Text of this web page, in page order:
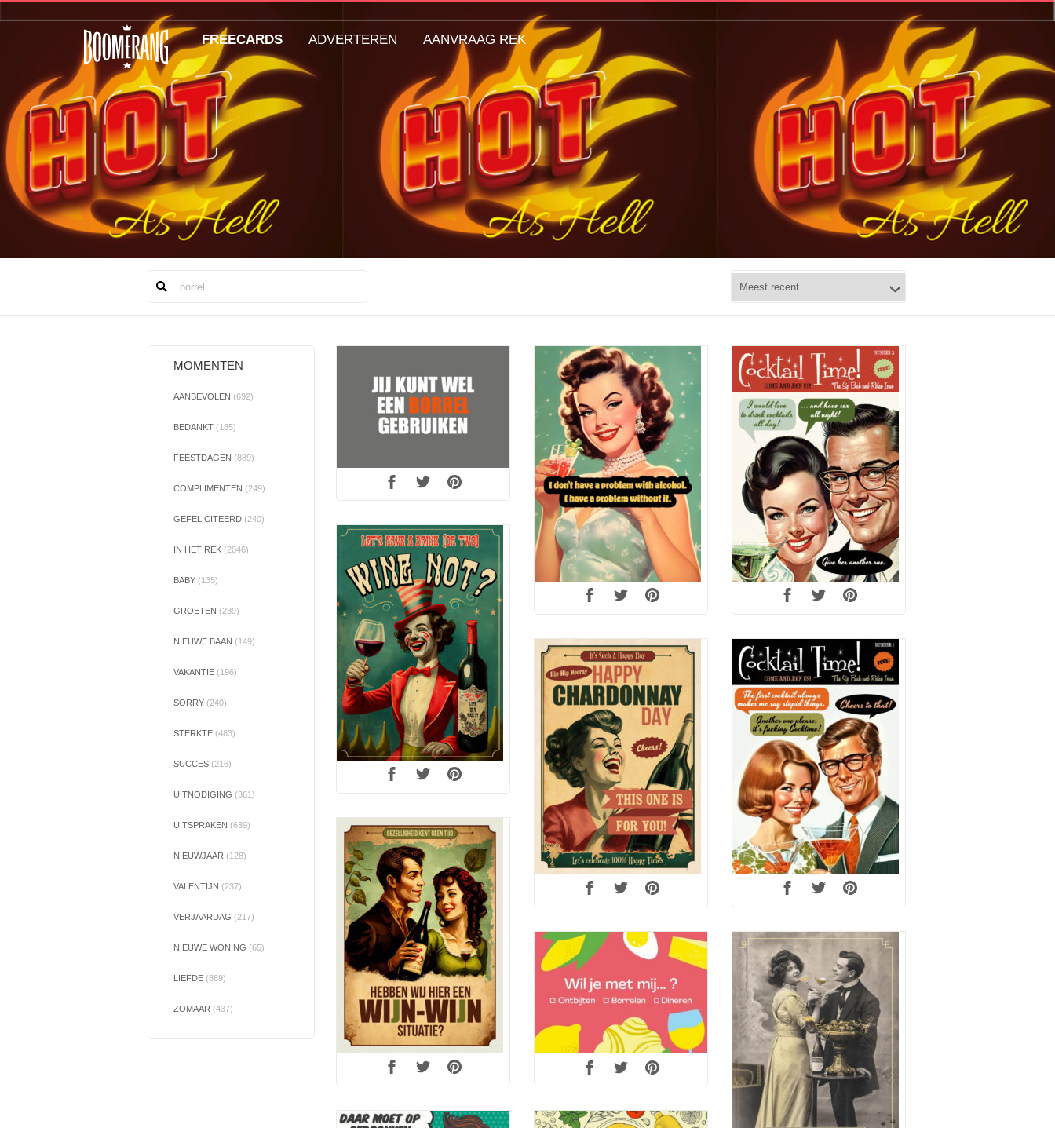
MOMENTEN
AANBEVOLEN (692)
BEDANKT (185)
FEESTDAGEN (889)
COMPLIMENTEN (249)
GEFELICITEERD (240)
IN HET REK (2046)
BABY (135)
GROETEN (239)
NIEUWE BAAN (149)
VAKANTIE (196)
SORRY (240)
STERKTE (483)
SUCCES (216)
UITNODIGING (361)
UITSPRAKEN (639)
NIEUWJAAR (128)
VALENTIJN (237)
VERJAARDAG (217)
NIEUWE WONING (65)
LIEFDE (889)
ZOMAAR (437)
FREECARDS ADVERTEREN AANVRAAG REK